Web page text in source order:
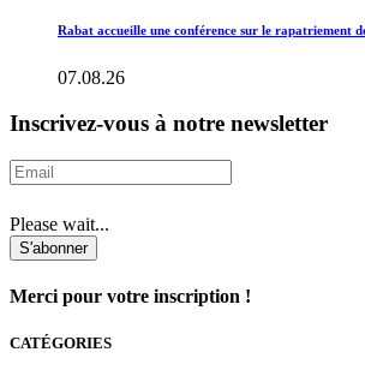
Rabat accueille une conférence sur le rapatriement
07.08.26
Inscrivez-vous à notre newsletter
Please wait...
S'abonner
Merci pour votre inscription !
CATÉGORIES